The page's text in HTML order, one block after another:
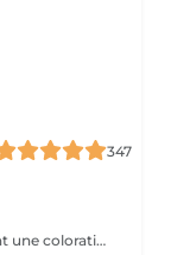
347
Le Forfait Coloration Coupe Brushing contient une coloration des racines et une coupe. Dépendant de la quantité de couleur utilisée ou de la longueur des cheveux le prix peut varier. (Veuillez sélectionner le Forfait Balayage au cas où vous souhaitez avoir des mèches ou un Balayage.) En cas de questions veuillez appeler au +352 26 35 02 89